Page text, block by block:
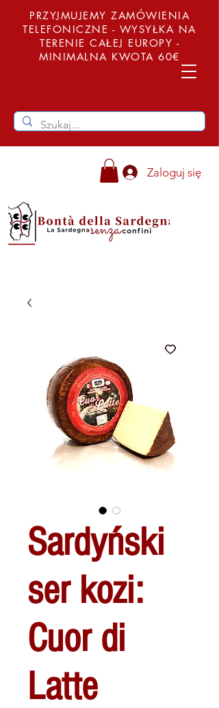
PRZYJMUJEMY ZAMÓWIENIA
TELEFONICZNE - WYSYŁKA NA
TERENIE CAŁEJ EUROPY -
MINIMALNA KWOTA 60€
Zaloguj się
Sardyński
ser kozi:
Cuor di
Latte